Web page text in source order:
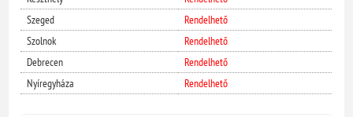
Szeged
Rendelhető
Szolnok
Rendelhető
Debrecen
Rendelhető
Nyíregyháza
Rendelhető